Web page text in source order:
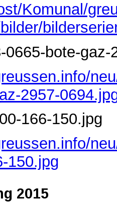
Komunal/
0665-bote-gaz-
2957-
166-150.jpg
150.jpg
2015